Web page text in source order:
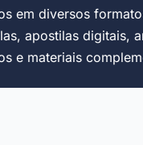
em diversos
apostilas digitais,
e materiais